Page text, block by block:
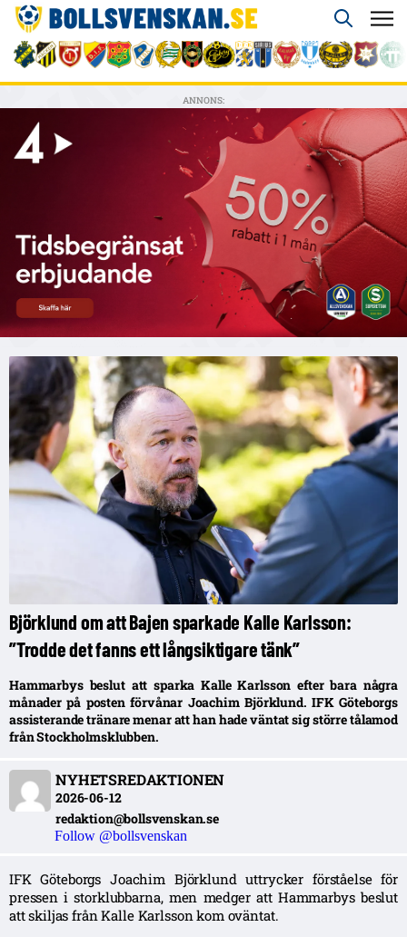
ANNONS:
Björklund om att Bajen sparkade Kalle Karlsson:
”Trodde det fanns ett långsiktigare tänk”
Hammarbys beslut att sparka Kalle Karlsson efter bara några
månader på posten förvånar Joachim Björklund. IFK Göteborgs
assisterande tränare menar att han hade väntat sig större tålamod
från Stockholmsklubben.
NYHETSREDAKTIONEN
2026-06-12
redaktion@bollsvenskan.se
Follow @bollsvenskan
IFK Göteborgs Joachim Björklund uttrycker förståelse för
pressen i storklubbarna, men medger att Hammarbys beslut
att skiljas från Kalle Karlsson kom oväntat.